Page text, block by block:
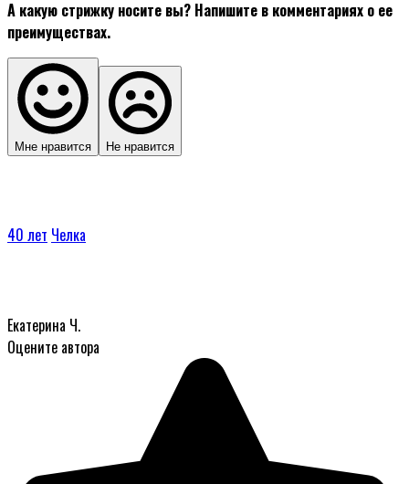
А какую стрижку носите вы? Напишите в комментариях о ее
преимуществах.
Мне нравится Не нравится
40 лет Челка
Екатерина Ч.
Оцените автора